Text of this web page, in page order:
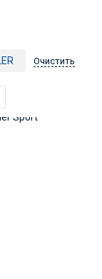
Очистить